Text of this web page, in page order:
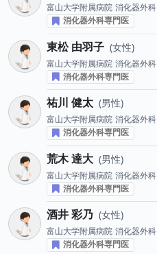
富山大学附属病院 消化器外科
消化器外科専門医
東松 由羽子 女性
富山大学附属病院 消化器外科
消化器外科専門医
祐川 健太 男性
富山大学附属病院 消化器外科
消化器外科専門医
荒木 達大 男性
富山大学附属病院 消化器外科
消化器外科専門医
酒井 彩乃 女性
富山大学附属病院 消化器外科
消化器外科専門医